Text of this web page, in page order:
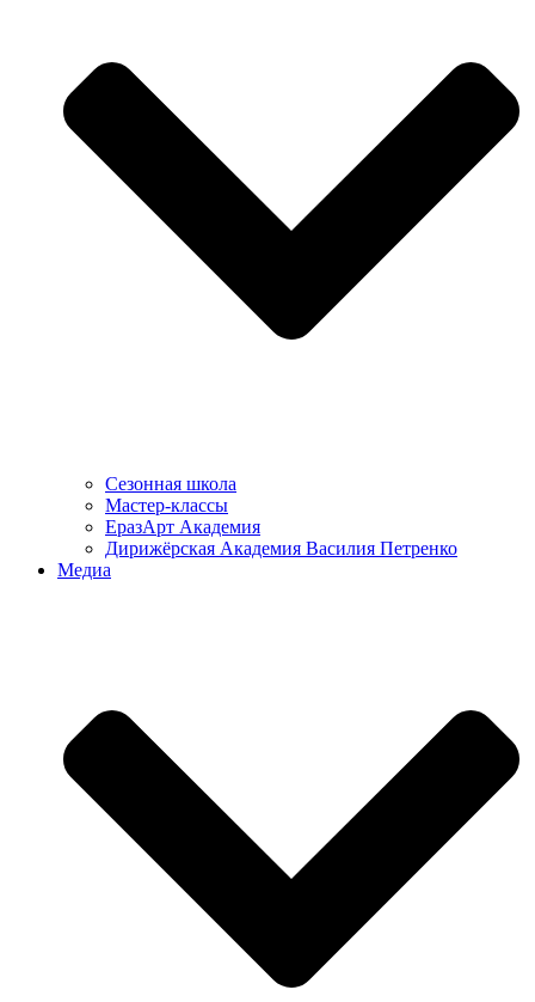
Сезонная школа
Мастер-классы
ЕразАрт Академия
Дирижёрская Академия Василия Петренко
Медиа